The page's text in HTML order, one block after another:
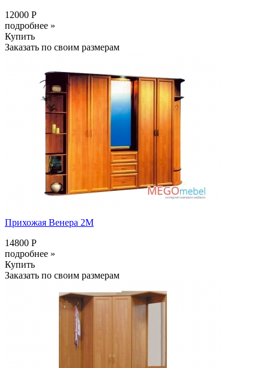
12000 Р
подробнее »
Купить
Заказать по своим размерам
Прихожая Венера 2М
14800 Р
подробнее »
Купить
Заказать по своим размерам